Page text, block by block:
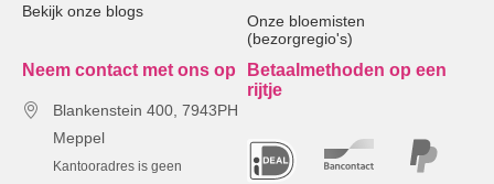
Bekijk onze blogs
Onze bloemisten
(bezorgregio's)
Neem contact met ons op
Blankenstein 400, 7943PH
Meppel
Kantooradres is geen
Betaalmethoden op een
rijtje